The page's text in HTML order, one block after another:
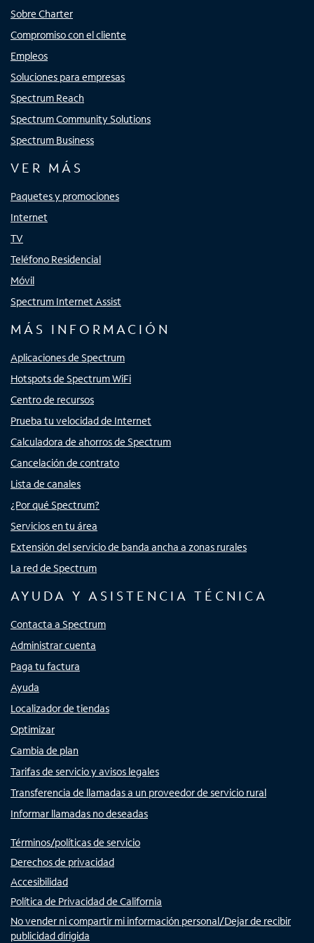
Sobre Charter
Compromiso con el cliente
Empleos
Soluciones para empresas
Spectrum Reach
Spectrum Community Solutions
Spectrum Business
VER MÁS
Paquetes y promociones
Internet
TV
Teléfono Residencial
Móvil
Spectrum Internet Assist
MÁS INFORMACIÓN
Aplicaciones de Spectrum
Hotspots de Spectrum WiFi
Centro de recursos
Prueba tu velocidad de Internet
Calculadora de ahorros de Spectrum
Cancelación de contrato
Lista de canales
¿Por qué Spectrum?
Servicios en tu área
Extensión del servicio de banda ancha a zonas rurales
La red de Spectrum
AYUDA Y ASISTENCIA TÉCNICA
Contacta a Spectrum
Administrar cuenta
Paga tu factura
Ayuda
Localizador de tiendas
Optimizar
Cambia de plan
Tarifas de servicio y avisos legales
Transferencia de llamadas a un proveedor de servicio rural
Informar llamadas no deseadas
Términos/políticas de servicio
Derechos de privacidad
Accesibilidad
Política de Privacidad de California
No vender ni compartir mi información personal/Dejar de recibir
publicidad dirigida